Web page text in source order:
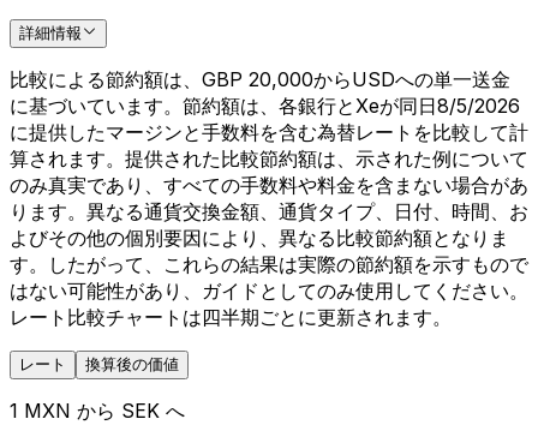
詳細情報
比較による節約額は、GBP 20,000からUSDへの単一送金
に基づいています。節約額は、各銀行とXeが同日8/5/2026
に提供したマージンと手数料を含む為替レートを比較して計
算されます。提供された比較節約額は、示された例について
のみ真実であり、すべての手数料や料金を含まない場合があ
ります。異なる通貨交換金額、通貨タイプ、日付、時間、お
よびその他の個別要因により、異なる比較節約額となりま
す。したがって、これらの結果は実際の節約額を示すもので
はない可能性があり、ガイドとしてのみ使用してください。
レート比較チャートは四半期ごとに更新されます。
レート 換算後の価値
1 MXN から SEK へ